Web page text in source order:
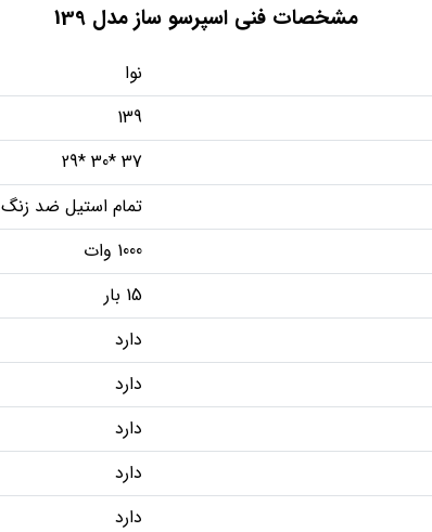
مشخصات فنی اسپرسو ساز مدل 139
نوا
139
37 *30 *29
تمام استیل ضد زنگ
1000 وات
15 بار
دارد
دارد
دارد
دارد
دارد